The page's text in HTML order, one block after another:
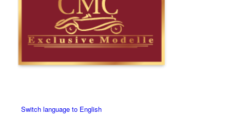
Switch language to English